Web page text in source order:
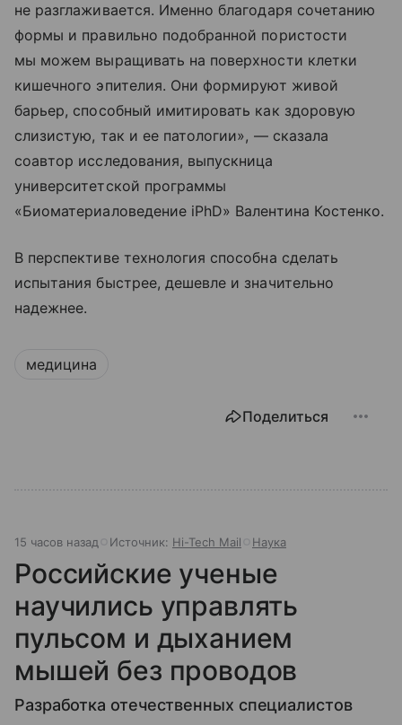
не разглаживается. Именно благодаря сочетанию
формы и правильно подобранной пористости
мы можем выращивать на поверхности клетки
кишечного эпителия. Они формируют живой
барьер, способный имитировать как здоровую
слизистую, так и ее патологии», — сказала
соавтор исследования, выпускница
университетской программы
«Биоматериаловедение iPhD» Валентина Костенко.
В перспективе технология способна сделать
испытания быстрее, дешевле и значительно
надежнее.
медицина
Поделиться
15 часов назад Источник: Hi-Tech Mail Наука
Российские ученые
научились управлять
пульсом и дыханием
мышей без проводов
Разработка отечественных специалистов